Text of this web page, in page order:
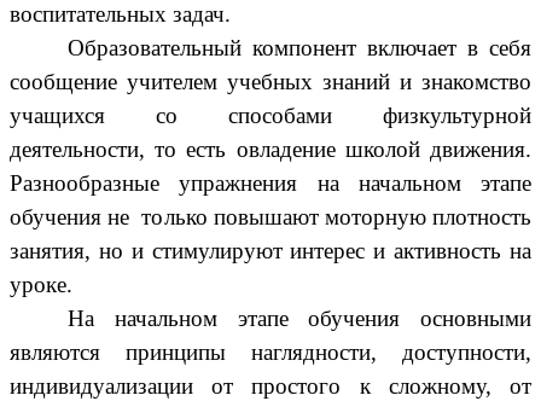
воспитательных задач.
Образовательный компонент включает в себя
сообщение учителем учебных знаний и знакомство
учащихся со способами физкультурной
деятельности, то есть овладение школой движения.
Разнообразные упражнения на начальном этапе
обучения не только повышают моторную плотность
занятия, но и стимулируют интерес и активность на
уроке.
На начальном этапе обучения основными
являются принципы наглядности, доступности,
индивидуализации от простого к сложному, от